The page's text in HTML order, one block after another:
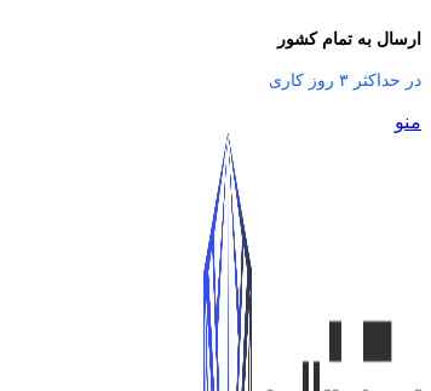
ارسال به تمام کشور
در حداکثر ۳ روز کاری
منو